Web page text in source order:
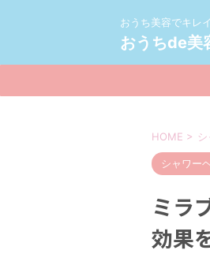
おうち美容でキレ
おうちde美
HOME >
シャワー
ミラ
効果